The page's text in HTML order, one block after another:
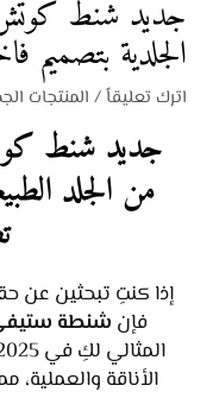
الجلدية بتصميم
اترك تعليقاً/ المنتجات
من الجلد
إذا كنتِ تبحثين عن
فإنشنطة
الأناقة